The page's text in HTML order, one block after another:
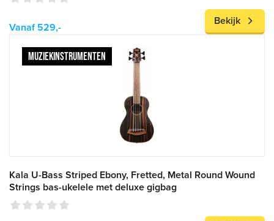
Vanaf 529,-
Bekijk
MUZIEKINSTRUMENTEN
Kala U-Bass Striped Ebony, Fretted, Metal Round Wound
Strings bas-ukelele met deluxe gigbag